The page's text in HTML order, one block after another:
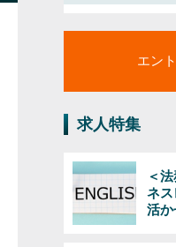
エン
求人特集
＜
ネ
活か